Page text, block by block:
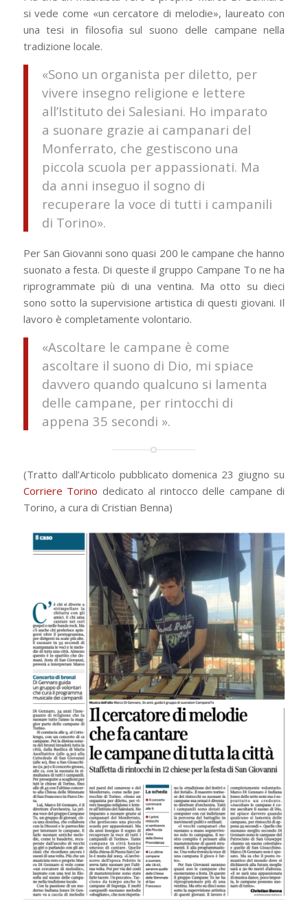
si vede come «un cercatore di melodie», laureato con
una tesi in filosofia sul suono delle campane nella
tradizione locale.
«Sono un organista per diletto, per
vivere insegno religione e lettere
all’Istituto dei Salesiani. Ho imparato
a suonare grazie ai campanari del
Monferrato, che gestiscono una
piccola scuola per appassionati. Ma
da anni inseguo il sogno di
recuperare la voce di tutti i campanili
di Torino».
Per San Giovanni sono quasi 200 le campane che hanno
suonato a festa. Di queste il gruppo Campane To ne ha
riprogrammate più di una ventina. Ma otto su dieci
sono sotto la supervisione artistica di questi giovani. Il
lavoro è completamente volontario.
«Ascoltare le campane è come
ascoltare il suono di Dio, mi spiace
davvero quando qualcuno si lamenta
delle campane, per rintocchi di
appena 35 secondi ».
(Tratto dall’Articolo pubblicato domenica 23 giugno su
Corriere Torino dedicato al rintocco delle campane di
Torino, a cura di Cristian Benna)